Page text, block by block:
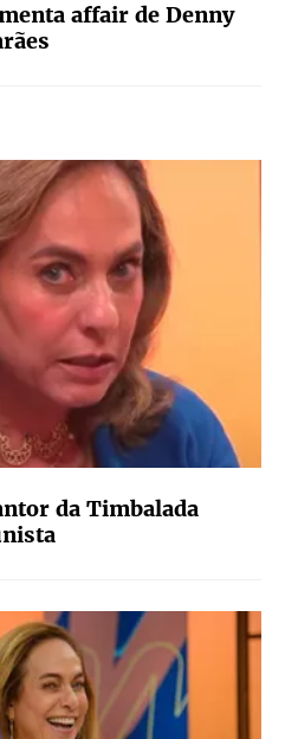
affair de Denny
da Timbalada